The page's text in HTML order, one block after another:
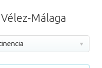
Málaga